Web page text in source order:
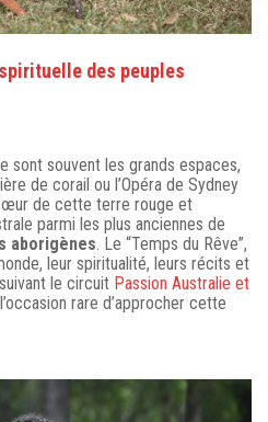
des peuples
sont souvent les grands espaces,
de corail ou l’Opéra de Sydney
de cette terre rouge et
parmi les plus anciennes de
aborigènes. Le “Temps du Rêve”,
leur spiritualité, leurs récits et
le circuit Passion Australie et
rare d’approcher cette